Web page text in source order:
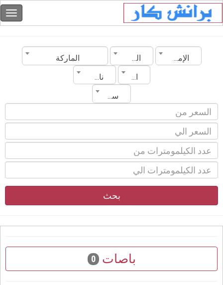
الإمارات المدينة
الماركة
الموديل
ناقل الحركة
سنة الصنع
بحث
باصات 0